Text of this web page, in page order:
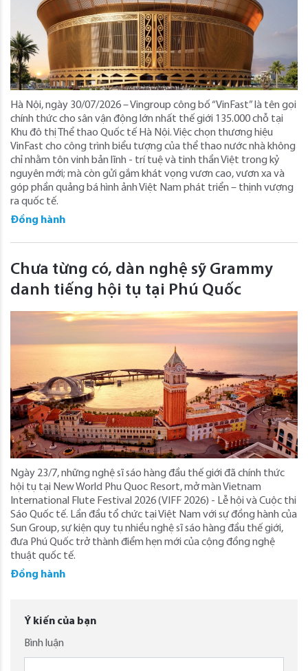
Hà Nội, ngày 30/07/2026 – Vingroup công bố “VinFast” là tên gọi
chính thức cho sân vận động lớn nhất thế giới 135.000 chỗ tại
Khu đô thị Thể thao Quốc tế Hà Nội. Việc chọn thương hiệu
VinFast cho công trình biểu tượng của thể thao nước nhà không
chỉ nhằm tôn vinh bản lĩnh - trí tuệ và tinh thần Việt trong kỷ
nguyên mới; mà còn gửi gắm khát vọng vươn cao, vươn xa và
góp phần quảng bá hình ảnh Việt Nam phát triển – thịnh vượng
ra quốc tế.
Đồng hành
Chưa từng có, dàn nghệ sỹ Grammy
danh tiếng hội tụ tại Phú Quốc
Ngày 23/7, những nghệ sĩ sáo hàng đầu thế giới đã chính thức
hội tụ tại New World Phu Quoc Resort, mở màn Vietnam
International Flute Festival 2026 (VIFF 2026) - Lễ hội và Cuộc thi
Sáo Quốc tế. Lần đầu tổ chức tại Việt Nam với sự đồng hành của
Sun Group, sự kiện quy tụ nhiều nghệ sĩ sáo hàng đầu thế giới,
đưa Phú Quốc trở thành điểm hẹn mới của cộng đồng nghệ
thuật quốc tế.
Đồng hành
Ý kiến của bạn
Bình luận